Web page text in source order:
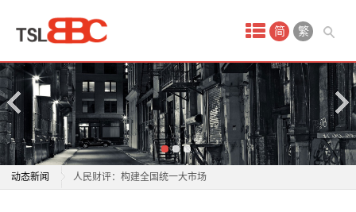
简 繁
动态新闻
杭州服装市场夏装清仓 年轻人追求性价比成消费主力
人民财评：构建全国统一大市场
产
品
中